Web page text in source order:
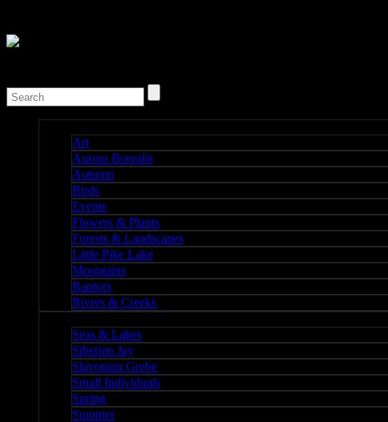
Art
Aurora Borealis
Autumn
Birds
Events
Flowers & Plants
Forests & Landscapes
Little Pike Lake
Mountains
Raptors
Rivers & Creeks
Seas & Lakes
Siberian Jay
Slavonian Grebe
Small Individuals
Spring
Summer